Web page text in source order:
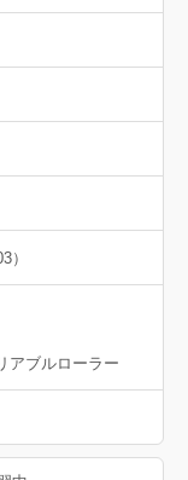
）
アブルローラー